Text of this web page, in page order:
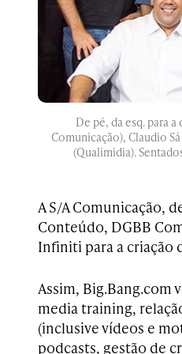
De pé, da esq. para
Comunicação), Claudio
(Qualimidia).
A S/A Comunicação,
Conteúdo, DGBB
Infiniti para a criação
Assim, Big.Bang.com
media training,
(inclusive vídeos e
podcasts, gestão de